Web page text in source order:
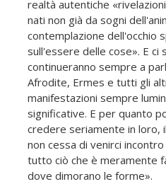
realtà autentiche
nati non già da sogni
contemplazione dell'occhio
sull'essere delle cose». E ci
continueranno sempre a
Afrodite, Ermes e tutti gli
manifestazioni sempre
significative. E per quanto
credere seriamente in loro,
non cessa di venirci
tutto ciò che è meramente
dove dimorano le forme».